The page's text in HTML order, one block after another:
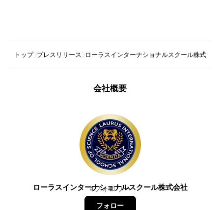
トップ プレスリリース ローラスインターナショナルスクール株式会社
会社概要
ローラスインターナショナルスクール株式会社
4フォロワー
フォロー